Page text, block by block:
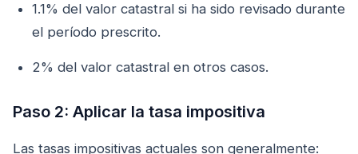
1.1% del valor catastral si ha sido revisado durante
el período prescrito.
2% del valor catastral en otros casos.
Paso 2: Aplicar la tasa impositiva
Las tasas impositivas actuales son generalmente: